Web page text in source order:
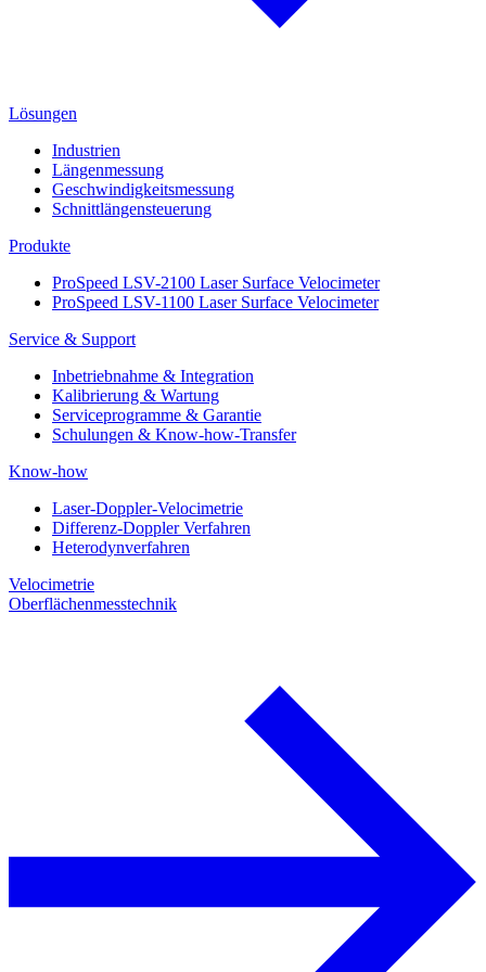
Lösungen
Industrien
Längenmessung
Geschwindigkeitsmessung
Schnittlängensteuerung
Produkte
ProSpeed LSV-2100 Laser Surface Velocimeter
ProSpeed LSV-1100 Laser Surface Velocimeter
Service & Support
Inbetriebnahme & Integration
Kalibrierung & Wartung
Serviceprogramme & Garantie
Schulungen & Know-how-Transfer
Know-how
Laser-Doppler-Velocimetrie
Differenz-Doppler Verfahren
Heterodynverfahren
Velocimetrie
Oberflächenmesstechnik